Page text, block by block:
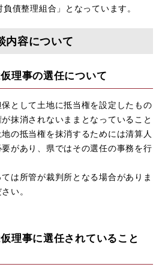
債整理組合」となっています。
容について
理事の選任について
として土地に抵当権を設定したもの
抹消されないままとなっていること
の抵当権を抹消するためには清算人
があり、県ではその選任の事務を行
は所管が裁判所となる場合がありま
い。
理事に選任されていること